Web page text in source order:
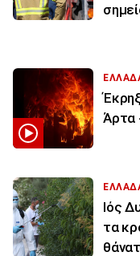
Άρτα
Ιός
τα